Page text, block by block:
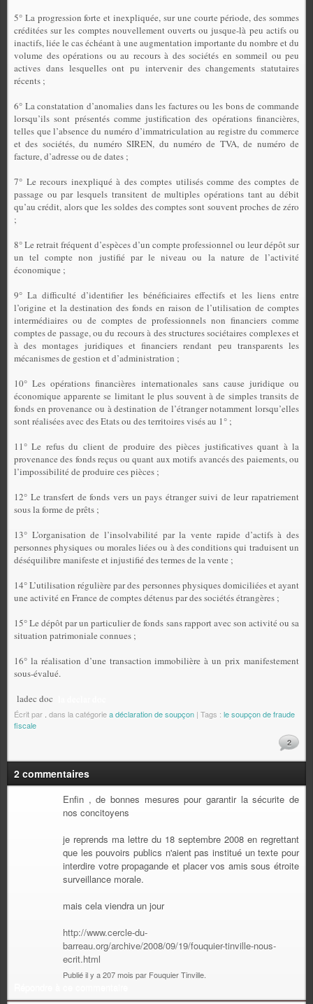
5° La progression forte et inexpliquée, sur une courte période, des sommes
créditées sur les comptes nouvellement ouverts ou jusque-là peu actifs ou
inactifs, liée le cas échéant à une augmentation importante du nombre et du
volume des opérations ou au recours à des sociétés en sommeil ou peu
actives dans lesquelles ont pu intervenir des changements statutaires
récents ;
6° La constatation d’anomalies dans les factures ou les bons de commande
lorsqu’ils sont présentés comme justification des opérations financières,
telles que l’absence du numéro d’immatriculation au registre du commerce
et des sociétés, du numéro SIREN, du numéro de TVA, de numéro de
facture, d’adresse ou de dates ;
7° Le recours inexpliqué à des comptes utilisés comme des comptes de
passage ou par lesquels transitent de multiples opérations tant au débit
qu’au crédit, alors que les soldes des comptes sont souvent proches de zéro
;
8° Le retrait fréquent d’espèces d’un compte professionnel ou leur dépôt sur
un tel compte non justifié par le niveau ou la nature de l’activité
économique ;
9° La difficulté d’identifier les bénéficiaires effectifs et les liens entre
l’origine et la destination des fonds en raison de l’utilisation de comptes
intermédiaires ou de comptes de professionnels non financiers comme
comptes de passage, ou du recours à des structures sociétaires complexes et
à des montages juridiques et financiers rendant peu transparents les
mécanismes de gestion et d’administration ;
10° Les opérations financières internationales sans cause juridique ou
économique apparente se limitant le plus souvent à de simples transits de
fonds en provenance ou à destination de l’étranger notamment lorsqu’elles
sont réalisées avec des Etats ou des territoires visés au 1° ;
11° Le refus du client de produire des pièces justificatives quant à la
provenance des fonds reçus ou quant aux motifs avancés des paiements, ou
l’impossibilité de produire ces pièces ;
12° Le transfert de fonds vers un pays étranger suivi de leur rapatriement
sous la forme de prêts ;
13° L’organisation de l’insolvabilité par la vente rapide d’actifs à des
personnes physiques ou morales liées ou à des conditions qui traduisent un
déséquilibre manifeste et injustifié des termes de la vente ;
14° L’utilisation régulière par des personnes physiques domiciliées et ayant
une activité en France de comptes détenus par des sociétés étrangères ;
15° Le dépôt par un particulier de fonds sans rapport avec son activité ou sa
situation patrimoniale connues ;
16° la réalisation d’une transaction immobilière à un prix manifestement
sous-évalué.
ladec doc
Écrit par dans la catégoriea déclaration de soupçon | Tags : le soupçon de fraude
fiscale
2
2 commentaires
Enfin , de bonnes mesures pour garantir la sécurite de
nos concitoyens
je reprends ma lettre du 18 septembre 2008 en regrettant
que les pouvoirs publics n'aient pas institué un texte pour
interdire votre propagande et placer vos amis sous étroite
surveillance morale.
mais cela viendra un jour
http://www.cercle-du-
barreau.org/archive/2008/09/19/fouquier-tinville-nous-
ecrit.html
Publié il y a 207 mois par Fouquier Tinville.